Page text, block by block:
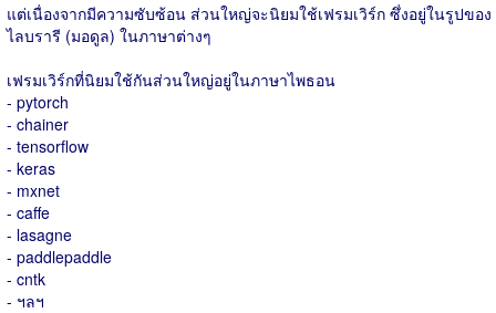
แต่เนื่องจากมีความซับซ้อน ส่วนใหญ่จะนิยมใช้เฟรมเวิร์ก ซึ่งอยู่ในรูปของ
ไลบรารี (มอดูล) ในภาษาต่างๆ
เฟรมเวิร์กที่นิยมใช้กันส่วนใหญ่อยู่ในภาษาไพธอน
- pytorch
- chainer
- tensorflow
- keras
- mxnet
- caffe
- lasagne
- paddlepaddle
- cntk
- ฯลฯ